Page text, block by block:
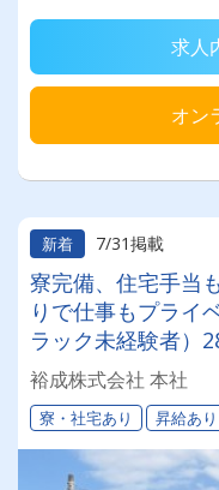
求人
オン
新着 7/31掲載
寮完備、住宅手当
りで仕事もプライ
ラック未経験者）
32万円～/（ユニッ
裕成株式会社 本社
寮・社宅あり 昇給あり